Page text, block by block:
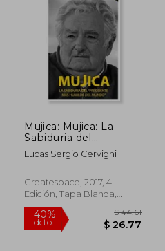
45%
dcto.
Mujica: Mujica: La
Sabiduria del
Presidente mas
Humilde del Mundo.
Lucas Sergio Cervigni
Createspace, 2017, 4
Edición, Tapa Blanda,
Nuevo